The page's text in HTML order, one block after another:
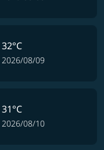
32°C
2026/08/09
31°C
2026/08/10